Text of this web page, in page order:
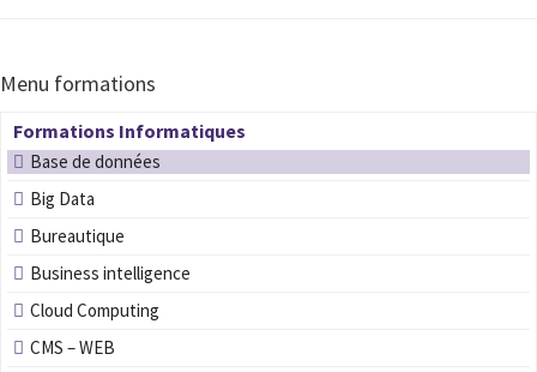
Menu formations
Formations Informatiques
Base de données
Big Data
Bureautique
Business intelligence
Cloud Computing
CMS – WEB